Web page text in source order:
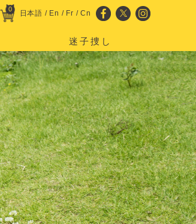
0 日本語 / En / Fr /Cn
迷子捜し